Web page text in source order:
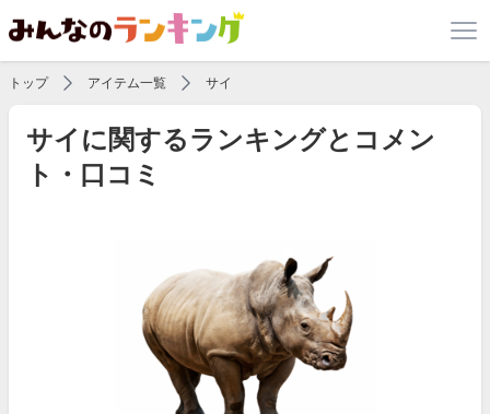
トップ アイテム一覧 サイ
サイに関するランキングとコメン
ト・口コミ